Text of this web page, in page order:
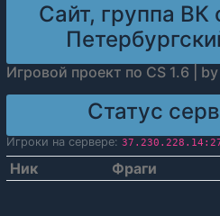
Сайт, группа ВК
Игровой проект по CS 1.6 | by
Статус
Игроки на сервере:
Ник Фраги